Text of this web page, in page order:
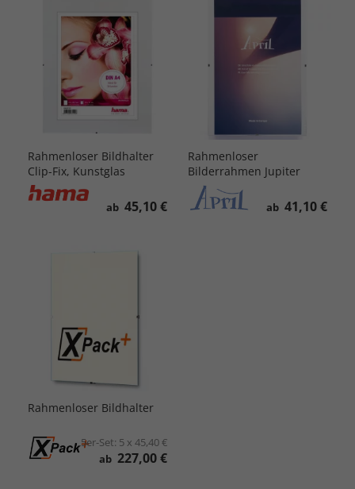
Rahmenloser Bildhalter
Clip-Fix, Kunstglas
ab 45,10 €
Rahmenloser
Bilderrahmen Jupiter
ab 41,10 €
Rahmenloser Bildhalter
5er-Set: 5 x 45,40 €
ab 227,00 €